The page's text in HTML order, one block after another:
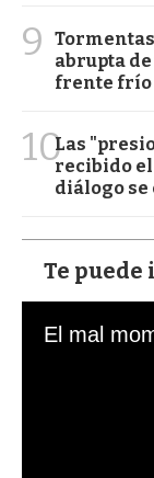
9
abrupta
frente frío
10Las
recibido el
diálogo
Te